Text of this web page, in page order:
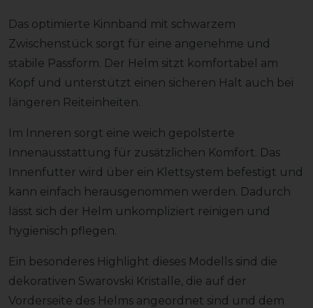
Das optimierte Kinnband mit schwarzem
Zwischenstück sorgt für eine angenehme und
stabile Passform. Der Helm sitzt komfortabel am
Kopf und unterstützt einen sicheren Halt auch bei
längeren Reiteinheiten.
Im Inneren sorgt eine weich gepolsterte
Innenausstattung für zusätzlichen Komfort. Das
Innenfutter wird über ein Klettsystem befestigt und
kann einfach herausgenommen werden. Dadurch
lässt sich der Helm unkompliziert reinigen und
hygienisch pflegen.
Ein besonderes Highlight dieses Modells sind die
dekorativen Swarovski Kristalle, die auf der
Vorderseite des Helms angeordnet sind und dem